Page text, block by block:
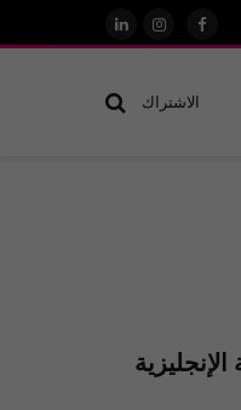
فيسبوكالانستغرام
لينكدإن
الاشتراك